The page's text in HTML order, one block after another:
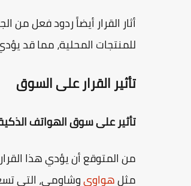
أثار القرار أيضاً ردود فعل
للمنتجات المحلية، مما قد
تأثير القرار على السوق
تأثير على سوق الهواتف
من المتوقع أن يؤدي هذا
مثلهواويوشاومي، التي